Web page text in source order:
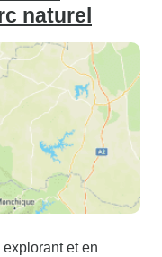
naturel
et en